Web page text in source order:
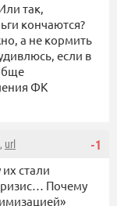
так,
кончаются?
а не кормить
если в
ФК
-1
url
стали
Почему